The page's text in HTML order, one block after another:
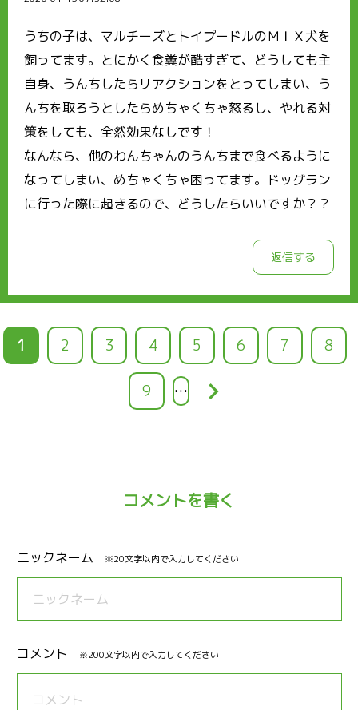
うちの子は、マルチーズとトイプードルのＭＩＸ犬を
飼ってます。とにかく食糞が酷すぎて、どうしても主
自身、うんちしたらリアクションをとってしまい、う
んちを取ろうとしたらめちゃくちゃ怒るし、やれる対
策をしても、全然効果なしです！
なんなら、他のわんちゃんのうんちまで食べるように
なってしまい、めちゃくちゃ困ってます。ドッグラン
に行った際に起きるので、どうしたらいいですか？？
返信する
カ
1
ペ
2
ペ
3
ペ
ー
ジ
4
ペ
5
ペ
6
ペ
7
ペ
8
ペ
9 … keyboard_arrow_right
コメントを書く
ニックネーム ※20文字以内で入力してください
コメント ※200文字以内で入力してください